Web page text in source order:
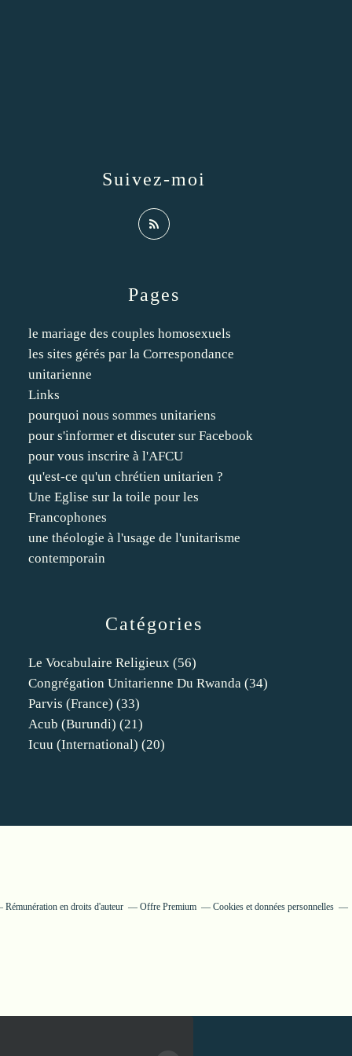
Catégories
Le Vocabulaire Religieux (56)
Congrégation Unitarienne Du Rwanda (34)
Parvis (france) (33)
Acub (burundi) (21)
Icuu (international) (20)
Pages
le mariage des couples homosexuels
les sites gérés par la Correspondance
unitarienne
Links
pourquoi nous sommes unitariens
pour s'informer et discuter sur Facebook
pour vous inscrire à l'AFCU
qu'est-ce qu'un chrétien unitarien ?
Une Eglise sur la toile pour les
Francophones
une théologie à l'usage de l'unitarisme
contemporain
Suivez-moi
Rémunération en droits d'auteur Offre Premium
Cookies et données personnelles